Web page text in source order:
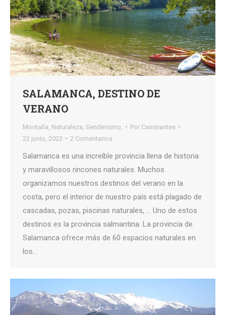
SALAMANCA, DESTINO DE
VERANO
Montaña Naturaleza Senderismo, Por Caminantes
22 junio, 2022
2 Comentarios
Salamanca es una increíble provincia llena de historia
y maravillosos rincones naturales. Muchos
organizamos nuestros destinos del verano en la
costa, pero el interior de nuestro país está plagado de
cascadas, pozas, piscinas naturales, … Uno de estos
destinos es la provincia salmantina. La provincia de
Salamanca ofrece más de 60 espacios naturales en
los…